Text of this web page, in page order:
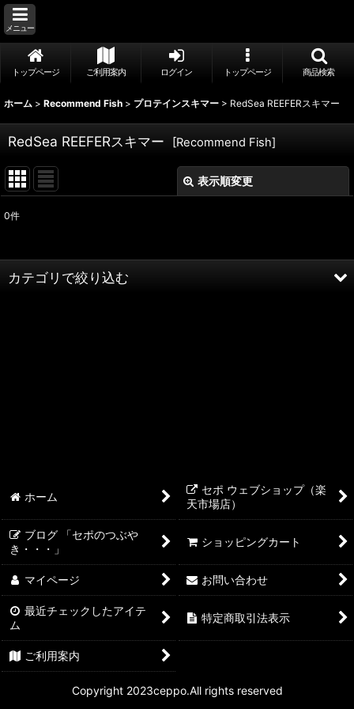
メニュー
トップページ ご利用案内 ログイン トップページ 商品検索
ホーム > Recommend Fish > プロテインスキマー > RedSea REEFERスキマー
RedSea REEFERスキマー [Recommend Fish]
表示順変更
並び順 :
0件
カテゴリで絞り込む
ホーム
セポ ウェブショップ（楽
天市場店）
ブログ 「セポのつぶや
き・・・」
ショッピングカート
マイページ お問い合わせ
最近チェックしたアイテ
ム
特定商取引法表示
ご利用案内
Copyright 2023ceppo.All rights reserved